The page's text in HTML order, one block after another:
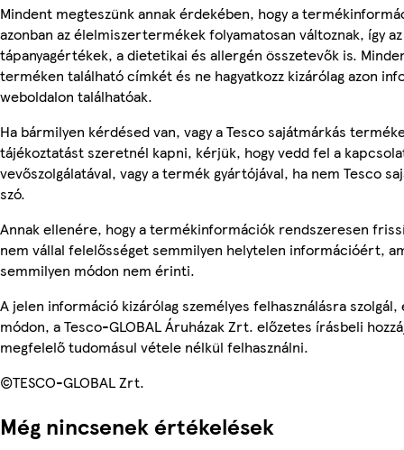
Mindent megteszünk annak érdekében, hogy a
azonban az élelmiszertermékek folyamatosan változnak, így
tápanyagértékek, a dietetikai és allergén összetevők is.
terméken található címkét és ne hagyatkozz kizárólag azon
weboldalon találhatóak.
Ha bármilyen kérdésed van, vagy a Tesco sajátmárkás
tájékoztatást szeretnél kapni, kérjük, hogy vedd fel a
vevőszolgálatával, vagy a termék gyártójával, ha nem Tesco
szó.
Annak ellenére, hogy a termékinformációk rendszeresen
nem vállal felelősséget semmilyen helytelen információért,
semmilyen módon nem érinti.
A jelen információ kizárólag személyes felhasználásra
módon, a Tesco-GLOBAL Áruházak Zrt. előzetes írásbeli
megfelelő tudomásul vétele nélkül felhasználni.
©TESCO-GLOBAL Zrt.
Még nincsenek értékelések